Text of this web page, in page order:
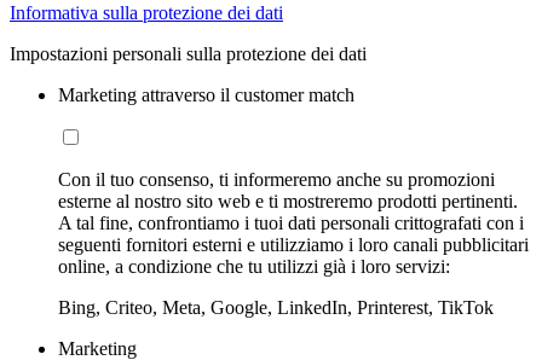
Informativa sulla protezione dei dati
Impostazioni personali sulla protezione dei dati
Marketing attraverso il customer match
Con il tuo consenso, ti informeremo anche su promozioni
esterne al nostro sito web e ti mostreremo prodotti pertinenti.
A tal fine, confrontiamo i tuoi dati personali crittografati con i
seguenti fornitori esterni e utilizziamo i loro canali pubblicitari
online, a condizione che tu utilizzi già i loro servizi:
Bing, Criteo, Meta, Google, LinkedIn, Printerest, TikTok
Marketing